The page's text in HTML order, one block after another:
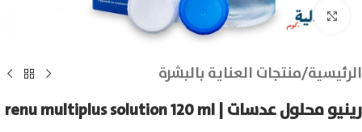
انقر للتكبير
الرئيسية/منتجات العناية بالبشرة
رينيو محلول عدسات | renu multiplus solution 120 ml